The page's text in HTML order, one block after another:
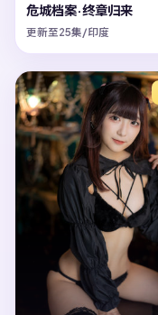
危城档案·终章归来
更新至25集/印度